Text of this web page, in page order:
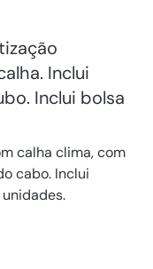
Inclui
Inclui bolsa
calha clima, com
cabo. Inclui